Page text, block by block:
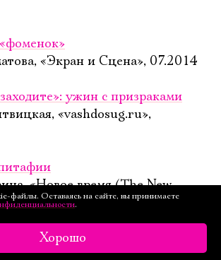
«Экран и Сцена», 07.2014
ужин с призраками
«vashdosug.ru»,
«Новое время (The New
«Итоги», 23.07.2012
файлы. Оставаясь на сайте, вы принимаете
.
Хорошо